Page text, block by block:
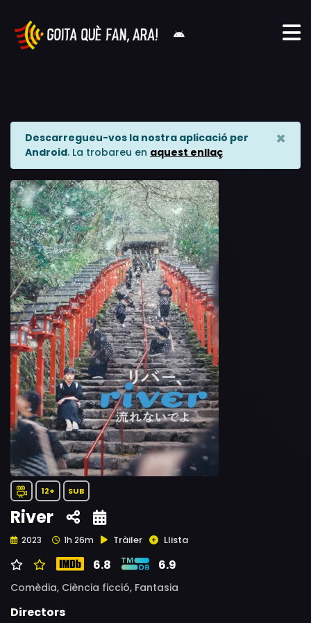
Descarregueu-vos la nostra aplicació per
Android. La trobareu en aquest enllaç
×
12+ SUB
River
2023 1h 26m Tràiler Llista
6.8 6.9
Comèdia, Ciència ficció, Fantasia
Directors